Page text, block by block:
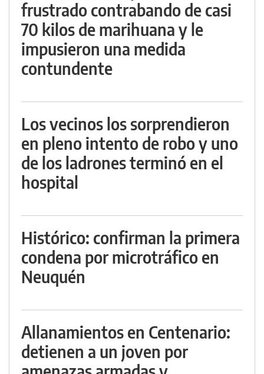
frustrado contrabando de casi
70 kilos de marihuana y le
impusieron una medida
contundente
Los vecinos los sorprendieron
en pleno intento de robo y uno
de los ladrones terminó en el
hospital
Histórico: confirman la primera
condena por microtráfico en
Neuquén
Allanamientos en Centenario:
detienen a un joven por